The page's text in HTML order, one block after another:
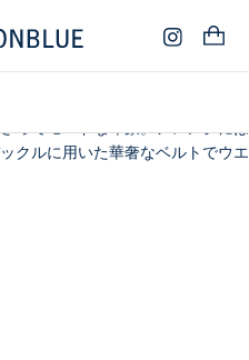
ャマドレスは、前後差のあるコク
クルに用いた華奢なベルトでウエ